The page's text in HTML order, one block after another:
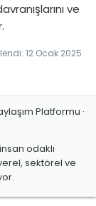
ve
12 Ocak 2025
Platformu ·
odaklı
sektörel ve